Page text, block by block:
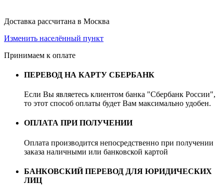
Доставка рассчитана в Москва
Изменить населённый пункт
Принимаем к оплате
ПЕРЕВОД НА КАРТУ СБЕРБАНК
Если Вы являетесь клиентом банка "Сбербанк России",
то этот способ оплаты будет Вам максимально удобен.
ОПЛАТА ПРИ ПОЛУЧЕНИИ
Оплата производится непосредственно при получении
заказа наличными или банковской картой
БАНКОВСКИЙ ПЕРЕВОД ДЛЯ ЮРИДИЧЕСКИХ
ЛИЦ